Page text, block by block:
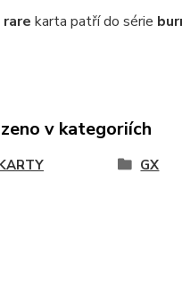
karta patří do série
v kategoriích
GX